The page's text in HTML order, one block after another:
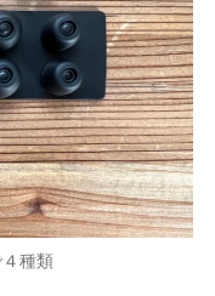
種類